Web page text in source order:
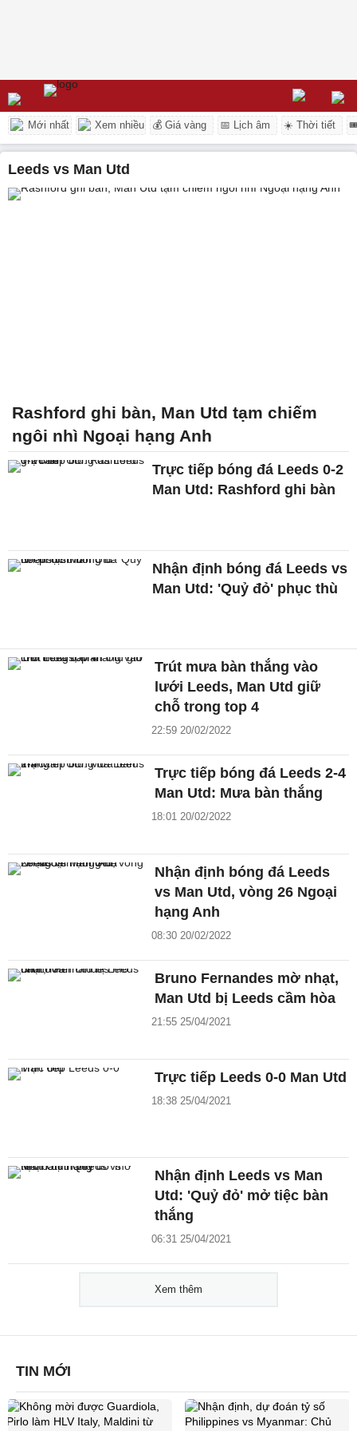
Mới nhất Xem nhiều 💰 Giá vàng 📅 Lịch âm ☀️ Thời tiết
Leeds vs Man Utd
Rashford ghi bàn, Man Utd tạm chiếm
ngôi nhì Ngoại hạng Anh
Trực tiếp bóng đá Leeds 0-2
Man Utd: Rashford ghi bàn
Nhận định bóng đá Leeds vs
Man Utd: 'Quỷ đỏ' phục thù
Trút mưa bàn thắng vào
lưới Leeds, Man Utd giữ
chỗ trong top 4
22:59 20/02/2022
Trực tiếp bóng đá Leeds 2-4
Man Utd: Mưa bàn thắng
18:01 20/02/2022
Nhận định bóng đá Leeds
vs Man Utd, vòng 26 Ngoại
hạng Anh
08:30 20/02/2022
Bruno Fernandes mờ nhạt,
Man Utd bị Leeds cầm hòa
21:55 25/04/2021
Trực tiếp Leeds 0-0 Man Utd
18:38 25/04/2021
Nhận định Leeds vs Man
Utd: 'Quỷ đỏ' mở tiệc bàn
thắng
06:31 25/04/2021
Xem thêm
TIN MỚI